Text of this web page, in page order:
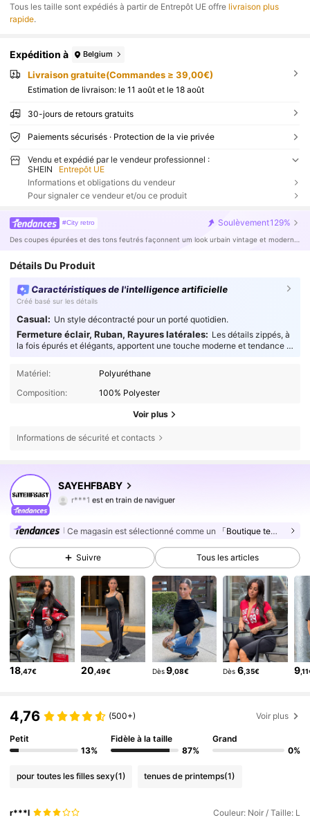
Tous les taille sont expédiés à partir de Entrepôt UE offre livraison plus
rapide.
Expédition à Belgium
Livraison gratuite(Commandes ≥ 39,00€)
Estimation de livraison: le 11 août et le 18 août
30-jours de retours gratuits
Paiements sécurisés · Protection de la vie privée
Vendu et expédié par le vendeur professionnel :
SHEIN
Entrepôt UE
Informations et obligations du vendeur
Pour signaler ce vendeur et/ou ce produit
#City retro Soulèvement129%
Détails Du Produit
Caractéristiques de l'intelligence artificielle
Créé basé sur les détails
Casual: Un style décontracté pour un porté quotidien.
Fermeture éclair, Ruban, Rayures latérales: Les détails zippés, à
la fois épurés et élégants, apportent une touche moderne et tendance à
Matériel:
Polyuréthane
Composition:
100% Polyester
Voir plus
Informations de sécurité et contacts
SAYEHFBABY
4,81
54K Suiveurs
r***1est en train de naviguer
4,81
54K Suiveurs
4,81 54K Suiveurs
4,81 54K Suiveurs
54K Suiveurs
4,81 54K Suiveurs
4,81 54K Suiveurs
4,81 54K Suiveurs
4,81 54K Suiveurs
Ce magasin est sélectionné comme un 「Boutique tendance」
Suivre Tous les articles
18,47€ 20,49€ Dès9,08€ Dès 6,35€ 9
4,76 (500+) Voir plus
Petit
13%
Fidèle à la taille
87%
Grand
0%
pour toutes les filles sexy(1) tenues de printemps(1)
r***l Couleur: Noir / Taille: L